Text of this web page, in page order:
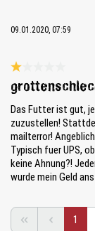
09.01.2020, 07:59
Bewertung mit 1 von
Das Futter ist gut,
zuzustellen!
mailterror!
Typisch fuer UPS,
keine Ahnung?!
wurde mein Geld
Seite
1